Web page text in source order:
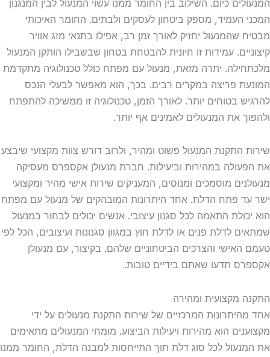
המנעולים כיום. השילוב בין החומר ממנו עשוי המנעול לבין המנגנון
המכני העמיד, מספק ביטחון לעסקים ולבתים. החומר האיכותי
מבטיח שהמנעול יחזיק לאורך זמן רב, אפילו בתנאי מזג אוויר
קיצוניים. עמידות זו חיונית להבטחת בטחון שבשבילו הותקן המנעול
מלכתחילה. יתרה מזאת, מנעול עם מפתח כולל טכנולוגיה מתקדמת
המונעת פריצה במקרים רבים. בכך, הוא מאפשר לבעלי הנכס
להרגיש בטוחים יותר. לאורך הזמן, טכנולוגיה זו ממשיכה להתפתח
ולהפוך את המנעולים לאמינים אף יותר.
שירות התקנת המנעול פשוט ומהיר, ולרוב דורש צוות מקצועי שיבצע
את הפעולה במהירות וביעילות. חברת מנעולן אקספרס מעסיקה
מנעולנים מוסמכים ומנוסים, המעניקים שירות אישי מהיר ומקצועי
ישר עד פתח הדלת. אחד היתרונות המובהקים של מנעול עם מפתח
הוא יכולת התאמה לכל סגנון עיצובי. אנשים יכולים לבחור במנעול
שמתאים לדלת פנים או לדלת חוץ במגוון סגנונות ועיצובים, הכל לפי
טעמם האישי והצרכים הביטחוניים שלהם. בקיצור, עם מנעולן
אקספרס תדעו שאתם בידיים טובות.
התקנה מקצועית ומהירה
אחד מהיתרונות המרכזיים של שירות התקנת מנעולים על ידי
מקצוענים הוא מהירות ויעילות הביצוע. מומחי המנעולים מתאימים
את המנעול לכל סוג דלת תוך התייחסות למבנה הדלת, החומר ממנו